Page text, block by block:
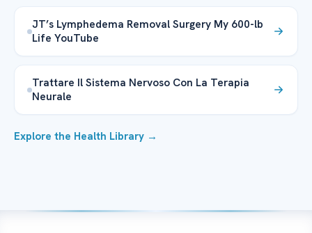
JT’s Lymphedema Removal Surgery My 600-lb
Life YouTube
Trattare Il Sistema Nervoso Con La Terapia
Neurale
Explore the Health Library →